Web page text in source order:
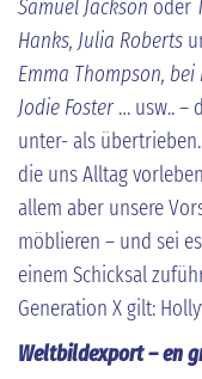
Samuel Jackson oder
Hanks, Julia Roberts
Emma Thompson,
Jodie Foster… usw.. –
unter- als
die uns Alltag
allem aber unsere
möblieren – und sei
einem Schicksal
Generation X gilt:
Weltbildexport – en